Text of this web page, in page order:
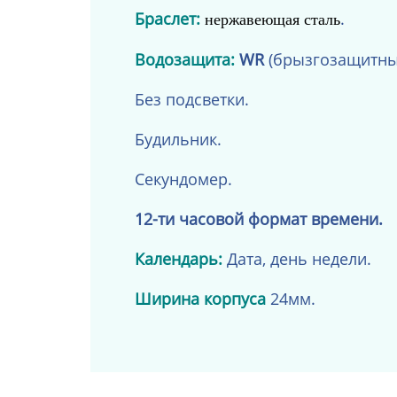
Браслет: нержавеющая сталь.
Водозащита: WR
Без подсветки.
Будильник.
Секундомер.
12-ти часовой формат времени.
Календарь: Дата, день недели.
Ширина корпуса 24мм.